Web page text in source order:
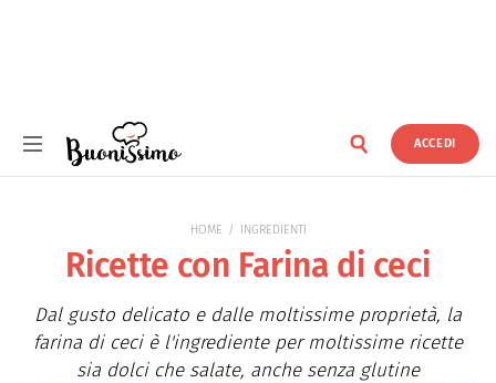
ACCEDI
HOME INGREDIENTI
Ricette con Farina di ceci
Dal gusto delicato e dalle moltissime proprietà, la
farina di ceci è l'ingrediente per moltissime ricette
sia dolci che salate, anche senza glutine